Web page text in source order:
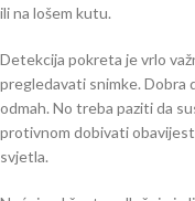
ili na lošem kutu.
Detekcija pokreta je vrlo
pregledavati snimke. Dobra
odmah. No treba paziti da
protivnom dobivati
svjetla.